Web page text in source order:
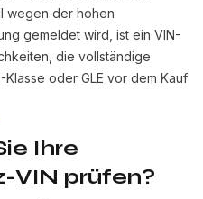
wegen der hohen
gemeldet wird, ist ein VIN-
die vollständige
oder GLE vor dem Kauf
Ihre
VIN prüfen?